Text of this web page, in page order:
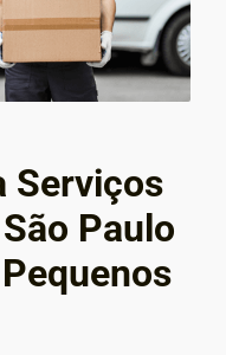
Serviços
Paulo